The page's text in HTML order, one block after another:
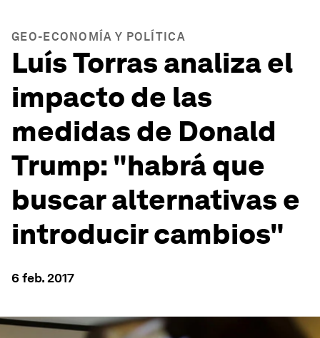
GEO-ECONOMÍA Y POLÍTICA
Luís Torras analiza el
impacto de las
medidas de Donald
Trump: "habrá que
buscar alternativas e
introducir cambios"
6 feb. 2017